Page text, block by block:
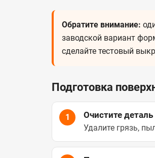
Обратите внимание:
заводской вариант
сделайте тестовый
Подготовка
1 Очистите деталь
Удалите грязь,